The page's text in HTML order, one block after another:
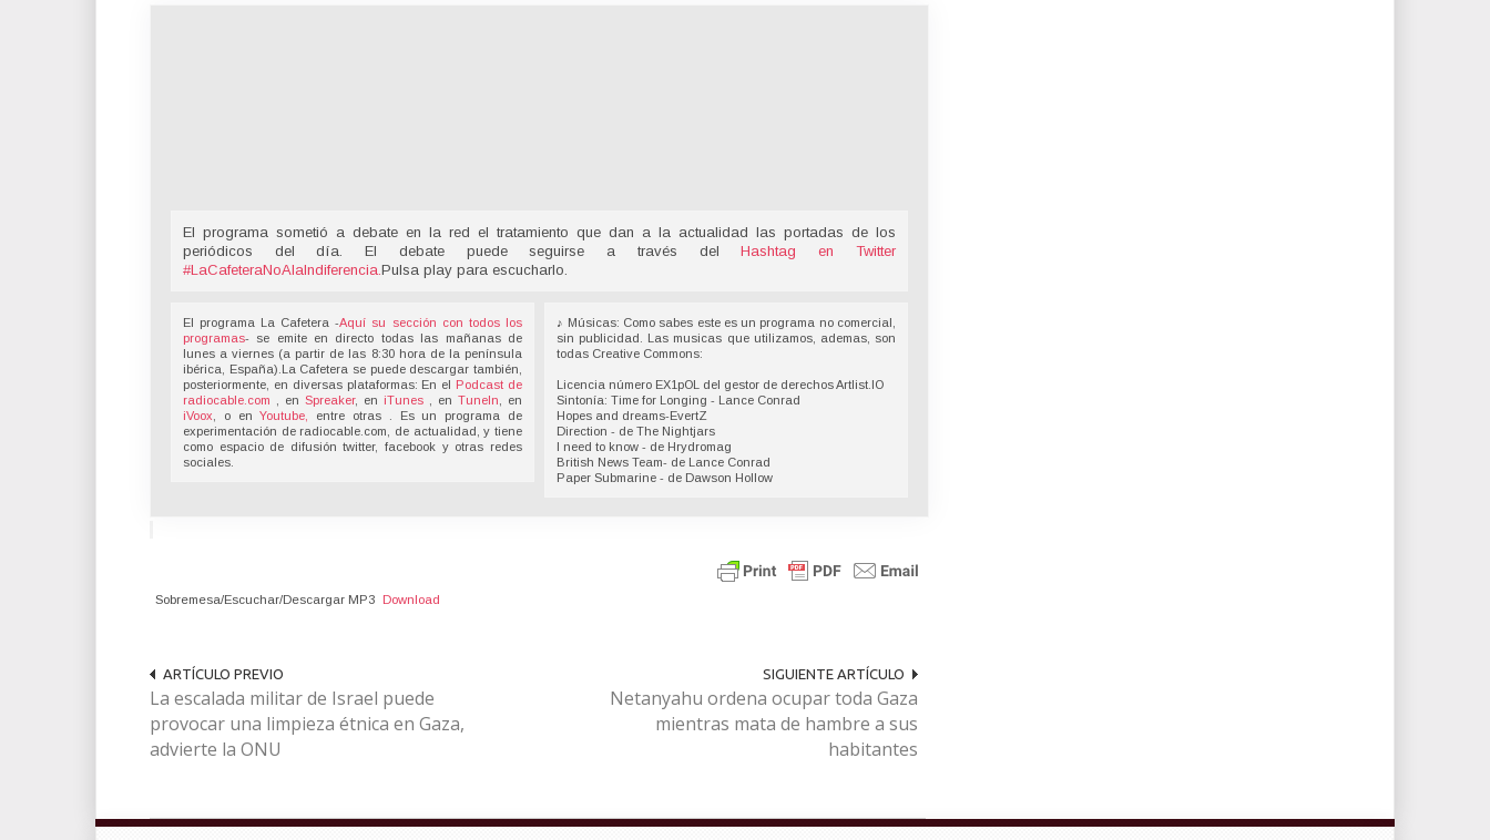
El programa sometió a debate en la red el tratamiento que dan a la actualidad las portadas de los
periódicos del día. El debate puede seguirse a través delHashtag en Twitter
#LaCafeteraNoAlaIndiferencia Pulsa play para escucharlo.
El programa La Cafetera -Aquí su sección con todos los
programas- se emite en directo todas las mañanas de
lunes a viernes (a partir de las 8:30 hora de la península
ibérica, España).La Cafetera se puede descargar también,
posteriormente, en diversas plataformas: En el Podcast de
radiocable.com
, en Spreaker, en iTunes , en TuneIn , en
iVoox , o enYoutube,
entre otras . Es un programa de
experimentación de radiocable.com, de actualidad, y tiene
como espacio de difusión twitter, facebook y otras redes
sociales.
♪ Músicas: Como sabes este es un programa no comercial,
sin publicidad. Las musicas que utilizamos, ademas, son
todas Creative Commons:
Licencia número EX1pOL del gestor de derechos Artlist.IO
Sintonía: Time for Longing - Lance Conrad
Hopes and dreams-EvertZ
Direction - de The Nightjars
I need to know - de Hrydromag
British News Team- de Lance Conrad
Paper Submarine - de Dawson Hollow
Sobremesa/Escuchar/Descargar MP3 Download
ARTÍCULO PREVIO
La escalada militar de Israel puede
provocar una limpieza étnica en Gaza,
advierte la ONU
SIGUIENTE ARTÍCULO
Netanyahu ordena ocupar toda Gaza
mientras mata de hambre a sus
habitantes